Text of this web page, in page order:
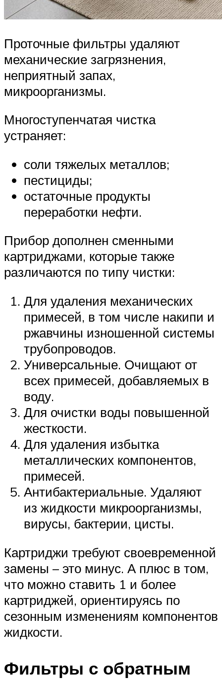
Проточные фильтры удаляют
механические загрязнения,
неприятный запах,
микроорганизмы.
Многоступенчатая чистка
устраняет:
соли тяжелых металлов;
пестициды;
остаточные продукты
переработки нефти.
Прибор дополнен сменными
картриджами, которые также
различаются по типу чистки:
Для удаления механических
примесей, в том числе накипи и
ржавчины изношенной системы
трубопроводов.
Универсальные. Очищают от
всех примесей, добавляемых в
воду.
Для очистки воды повышенной
жесткости.
Для удаления избытка
металлических компонентов,
примесей.
Антибактериальные. Удаляют
из жидкости микроорганизмы,
вирусы, бактерии, цисты.
Картриджи требуют своевременной
замены – это минус. А плюс в том,
что можно ставить 1 и более
картриджей, ориентируясь по
сезонным изменениям компонентов
жидкости.
Фильтры с обратным